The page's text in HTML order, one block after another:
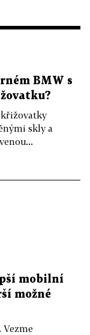
BMW s
křižovatky
skly a
mobilní
možné